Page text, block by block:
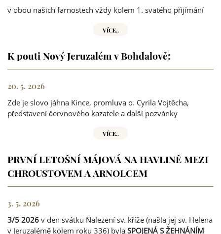
v obou našich farnostech vždy kolem 1. svatého přijímání
VÍCE..
K pouti Nový Jeruzalém v Bohdalově:
20. 5. 2026
Zde je slovo jáhna Kince, promluva o. Cyrila Vojtěcha,
představení červnového kazatele a další pozvánky
VÍCE..
PRVNÍ LETOŠNÍ MÁJOVÁ NA HAVLINĚ MEZI
CHROUSTOVEM A ARNOLCEM
3. 5. 2026
3/5 2026 v den svátku Nalezení sv. kříže (našla jej sv. Helena
v Jeruzalémě kolem roku 336) byla SPOJENÁ S ŽEHNÁNÍM